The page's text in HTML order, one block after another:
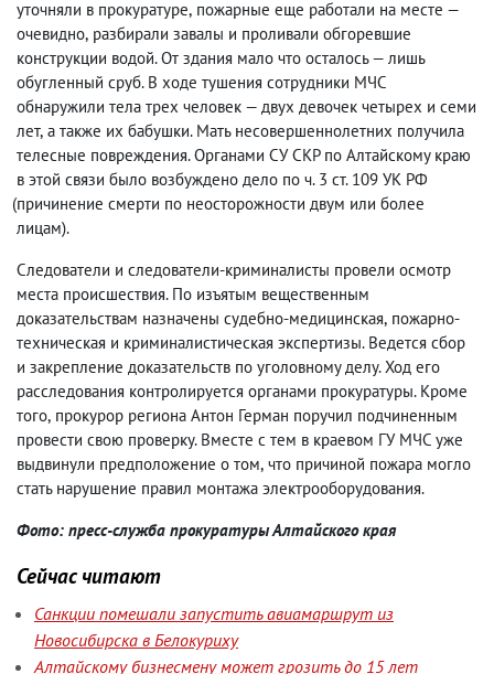
уточняли в прокуратуре, пожарные еще работали на месте —
очевидно, разбирали завалы и проливали обгоревшие
конструкции водой.От здания мало что осталось — лишь
обугленный сруб. В ходе тушения сотрудники МЧС
обнаружили тела трех человек — двух девочек четырех и семи
лет, а также их бабушки. Мать несовершеннолетних получила
телесные повреждения. Органами СУ СКР по Алтайскому краю
в этой связи было возбуждено дело по ч. 3 ст. 109 УК РФ
(причинение смерти по неосторожности двум или более
лицам).
Следователи и следователи-криминалисты провели осмотр
места происшествия. По изъятым вещественным
доказательствам назначены судебно-медицинская, пожарно-
техническая и криминалистическая экспертизы. Ведется сбор
и закрепление доказательств по уголовному делу. Ход его
расследования контролируется органами прокуратуры. Кроме
того, прокурор региона Антон Герман поручил подчиненным
провести свою проверку. Вместе с тем в краевом ГУ МЧС уже
выдвинули предположение о том, что причиной пожара могло
стать нарушение правил монтажа электрооборудования.
Фото: пресс-служба прокуратуры Алтайского края
Сейчас читают
Санкции помешали запустить авиамаршрут из
Новосибирска в Белокуриху
Алтайскому бизнесмену может грозить до 15 лет